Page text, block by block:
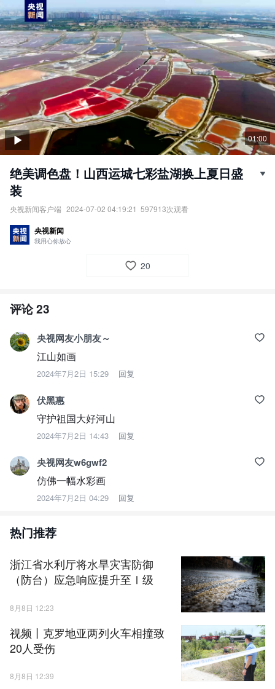
01:00
绝美调色盘！山西运城七彩盐湖换上夏日盛
装
央视新闻客户端 2024-07-02 04:19:21 597913次观看
湖富含钠、镁、氯等盐成分，这些矿物质的含量和浓度随高温发生
央视新闻
我用心你放心
20
评论23
央视网友小朋友～
江山如画
2024年7月2日 15:29 回复
伏黑惠
守护祖国大好河山
2024年7月2日 14:43 回复
央视网友w6gwf2
仿佛一幅水彩画
2024年7月2日 04:29 回复
热门推荐
浙江省水利厅将水旱灾害防御
（防台）应急响应提升至Ⅰ级
8月8日 12:23
视频丨克罗地亚两列火车相撞致
20人受伤
8月8日 12:39